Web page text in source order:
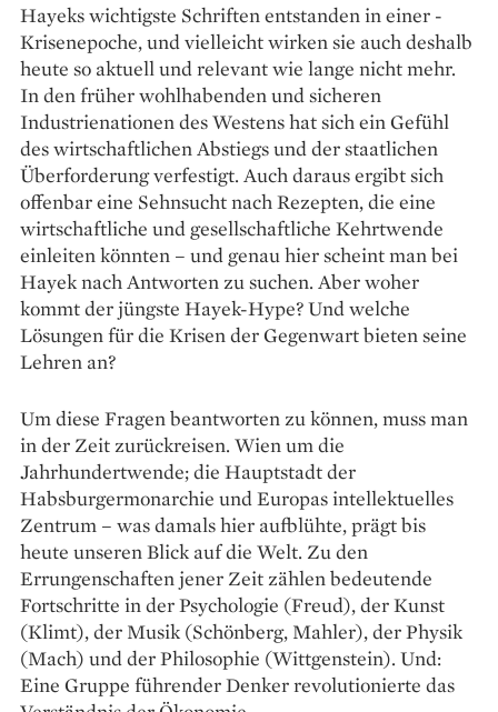
Hayeks wichtigste Schriften entstanden in einer ­
Krisenepoche, und vielleicht wirken sie auch deshalb
heute so aktuell und relevant wie lange nicht mehr.
In den früher wohlhabenden und sicheren
Industrienationen des Westens hat sich ein Gefühl
des wirtschaftlichen Abstiegs und der staatlichen
Überforderung verfestigt. Auch daraus ergibt sich
offenbar eine Sehnsucht nach Rezepten, die eine
wirtschaftliche und gesellschaftliche Kehrtwende
einleiten könnten – und genau hier scheint man bei
Hayek nach Antworten zu suchen. Aber woher
kommt der jüngste Hayek-Hype? Und welche
Lösungen für die Krisen der Gegenwart bieten seine
Lehren an?
Um diese Fragen beantworten zu können, muss man
in der Zeit zurückreisen. Wien um die
Jahrhundertwende; die Hauptstadt der
Habsburgermonarchie und Europas intellektuelles
Zentrum – was damals hier aufblühte, prägt bis
heute unseren Blick auf die Welt. Zu den
Errungenschaften jener Zeit zählen bedeutende
Fortschritte in der Psychologie (Freud), der Kunst
(Klimt), der Musik (Schönberg, Mahler), der Physik
(Mach) und der Philosophie (Wittgenstein). Und:
Eine Gruppe führender Denker revolutionierte das